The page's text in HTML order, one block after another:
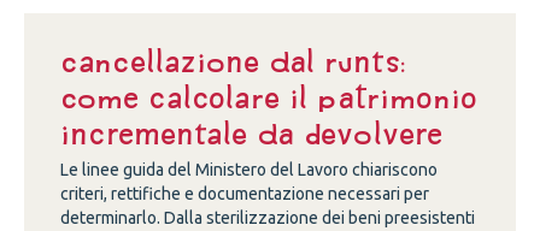
Cancellazione dal Runts:
come calcolare il patrimonio
incrementale da devolvere
Le linee guida del Ministero del Lavoro chiariscono
criteri, rettifiche e documentazione necessari per
determinarlo. Dalla sterilizzazione dei beni preesistenti